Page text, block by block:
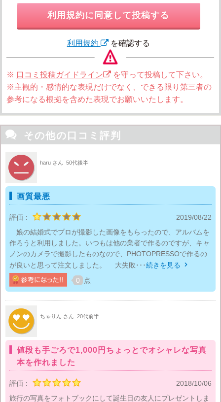
利用規約に同意して投稿する
利用規約 を確認する
※ 口コミ投稿ガイドライン
を守って投稿して下さい。
※主観的・感情的な表現だけでなく、できる限り第三者の
参考になる根拠を含めた表現でお願いいたします。
 その他の口コミ評判
haru さん 50代後半
画質最悪
評価：
2019/08/22
娘の結婚式でプロが撮影した画像をもらったので、アルバムを
作ろうと利用しました。いつもは他の業者で作るのですが、キャ
ノンのカメラで撮影したものなので、PHOTOPRESSOで作るの
が良いと思って注文しました。 大失敗･･･続きを見る 
0 点
ちゃりん さん 20代前半
値段も手ごろで1,000円ちょっとでオシャレな写真
本を作れました
評価：
2018/10/06
旅行の写真をフォトブックにして誕生日の友人にプレゼントしま